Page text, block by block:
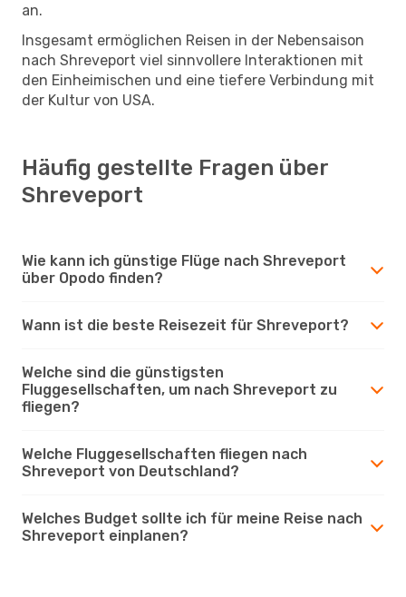
an.
Insgesamt ermöglichen Reisen in der Nebensaison
nach Shreveport viel sinnvollere Interaktionen mit
den Einheimischen und eine tiefere Verbindung mit
der Kultur von USA.
Häufig gestellte Fragen über
Shreveport
Wie kann ich günstige Flüge nach Shreveport
über Opodo finden?
Wann ist die beste Reisezeit für Shreveport?
Welche sind die günstigsten
Fluggesellschaften, um nach Shreveport zu
fliegen?
Welche Fluggesellschaften fliegen nach
Shreveport von Deutschland?
Welches Budget sollte ich für meine Reise nach
Shreveport einplanen?